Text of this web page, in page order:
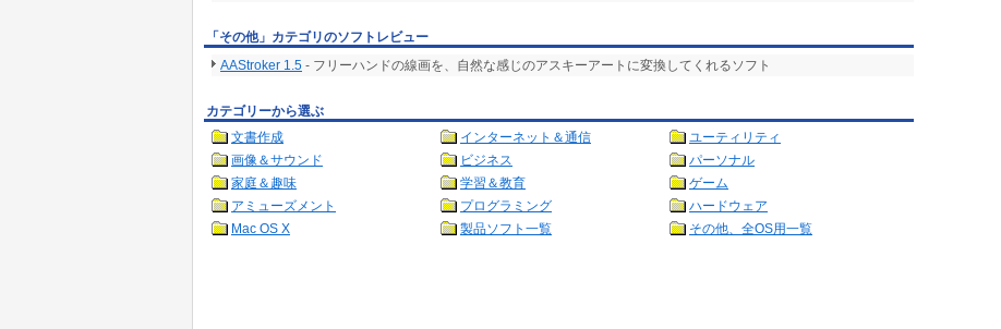
「その他」カテゴリのソフトレビュー
AAStroker 1.5 - フリーハンドの線画を、自然な感じのアスキーアートに変換してくれるソフト
カテゴリーから選ぶ
文書作成
インターネット＆通信
ユーティリティ
画像＆サウンド
ビジネス
パーソナル
家庭＆趣味
学習＆教育
ゲーム
アミューズメント
プログラミング
ハードウェア
Mac OS X
製品ソフト一覧 その他、全OS用一覧